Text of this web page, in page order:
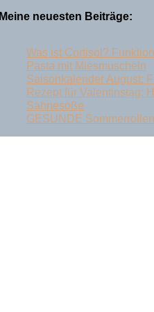
Meine neuesten Beiträge:
Was ist Cortisol?
Pasta mit Miesmuscheln
Saisonkalender August:
Rezept für Valentinstag:
Sahnesoße
GESUNDE